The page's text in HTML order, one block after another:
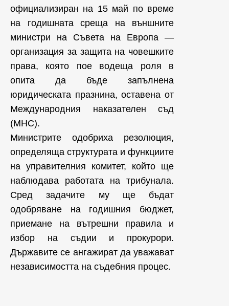
официализиран на 15 май по време
на годишната среща на външните
министри на Съвета на Европа —
организация за защита на човешките
права, която пое водеща роля в
опита да бъде запълнена
юридическата празнина, оставена от
Международния наказателен съд
(МНС).
Министрите одобриха резолюция,
определяща структурата и функциите
на управителния комитет, който ще
наблюдава работата на трибунала.
Сред задачите му ще бъдат
одобряване на годишния бюджет,
приемане на вътрешни правила и
избор на съдии и прокурори.
Държавите се ангажират да уважават
независимостта на съдебния процес.